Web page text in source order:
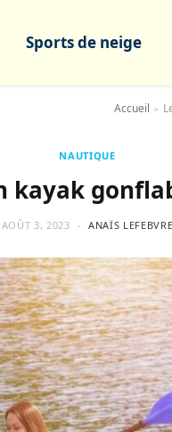
Sports de neige
Accueil >
NAUTIQUE
kayak
AOÛT 3, 2023 ANAÏS LEFEBVRE